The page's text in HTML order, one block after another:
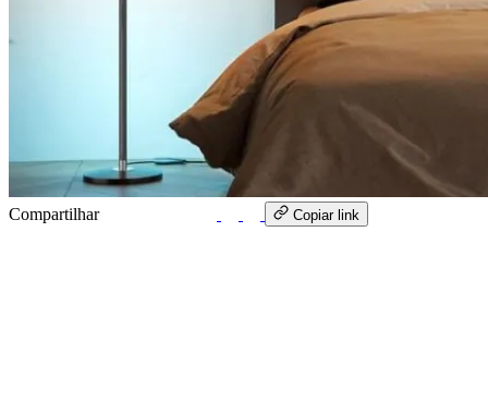
Compartilhar Copiar link